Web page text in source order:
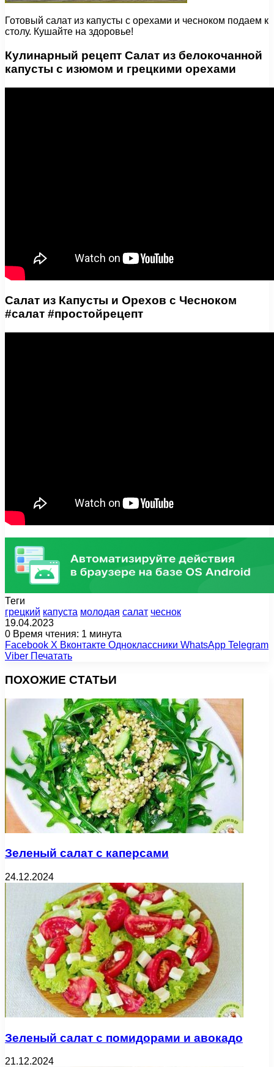
Готовый салат из капусты с орехами и чесноком подаем к
столу. Кушайте на здоровье!
Кулинарный рецепт Салат из белокочанной
капусты с изюмом и грецкими орехами
Салат из Капусты и Орехов с Чесноком
#салат #простойрецепт
Теги
грецкий капуста молодая салат чеснок
19.04.2023
0 Время чтения: 1 минута
Facebook X Вконтакте Одноклассники WhatsApp Telegram
Viber Печатать
ПОХОЖИЕ СТАТЬИ
Зеленый салат с каперсами
24.12.2024
Зеленый салат с помидорами и авокадо
21.12.2024